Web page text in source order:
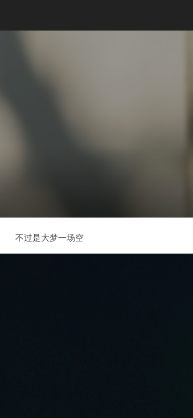
不过是大梦一场空